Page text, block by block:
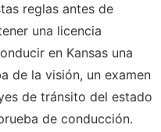
reglas antes de
una licencia
en Kansas una
de la visión, un examen
de tránsito del estado
de conducción.